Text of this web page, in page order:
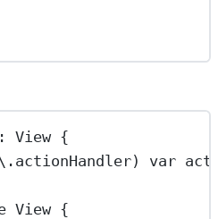
View {
var
View {